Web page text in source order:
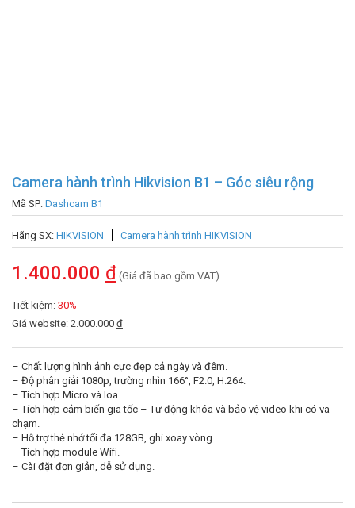
Camera hành trình Hikvision B1 – Góc siêu rộng
Mã SP: Dashcam B1
Hãng SX: HIKVISION Camera hành trình HIKVISION
1.400.000 đ (Giá đã bao gồm VAT)
Tiết kiệm: 30%
Giá website: 2.000.000 đ
– Chất lượng hình ảnh cực đẹp cả ngày và đêm.
– Độ phân giải 1080p, trường nhìn 166°, F2.0, H.264.
– Tích hợp Micro và loa.
– Tích hợp cảm biến gia tốc – Tự động khóa và bảo vệ video khi có va
chạm.
– Hỗ trợ thẻ nhớ tối đa 128GB, ghi xoay vòng.
– Tích hợp module Wifi.
– Cài đặt đơn giản, dễ sử dụng.